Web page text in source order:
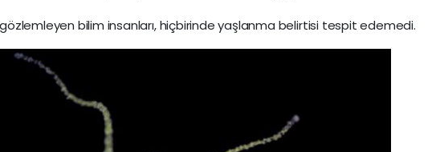
gözlemleyen bilim insanları, hiçbirinde yaşlanma belirtisi tespit edemedi.